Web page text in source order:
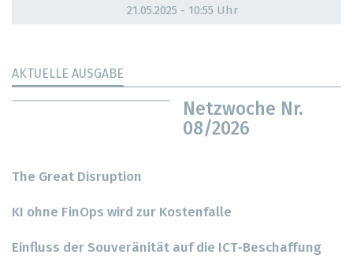
21.05.2025 - 10:55 Uhr
AKTUELLE AUSGABE
Netzwoche Nr.
08/2026
The Great Disruption
KI ohne FinOps wird zur Kostenfalle
Einfluss der Souveränität auf die ICT-Beschaffung